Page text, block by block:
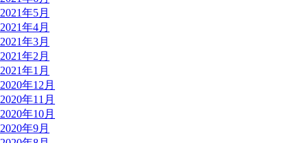
2021年5月
2021年4月
2021年3月
2021年2月
2021年1月
2020年12月
2020年11月
2020年10月
2020年9月